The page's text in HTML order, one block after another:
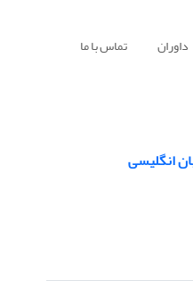
داوران تماس با ما
انگلیسی